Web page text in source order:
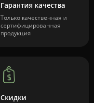
Гарантия качества
Только качественная и
сертифицированная
продукция
Скидки